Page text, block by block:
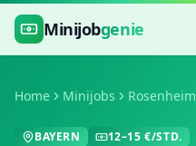
Zum Hauptinhalt springen
Minijobgenie
Home Minijobs Rosenheim
BAYERN 12–15 €/STD.